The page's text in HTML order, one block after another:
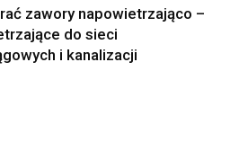
zawory napowietrzająco –
do sieci
i kanalizacji